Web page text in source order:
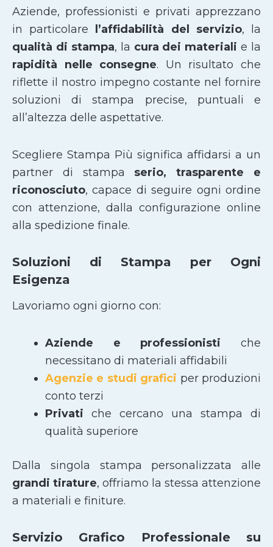
Aziende, professionisti e privati apprezzano
in particolare
l’affidabilità del servizio, la
qualità di stampa, la cura dei materiali e la
rapidità nelle consegne. Un risultato che
riflette il nostro impegno costante nel fornire
soluzioni di stampa precise, puntuali e
all’altezza delle aspettative.
Scegliere Stampa Più significa affidarsi a un
partner di stampa serio, trasparente e
riconosciuto, capace di seguire ogni ordine
con attenzione, dalla configurazione online
alla spedizione finale.
Soluzioni di Stampa per Ogni
Esigenza
Lavoriamo ogni giorno con:
Aziende e professionisti che
necessitano di materiali affidabili
Agenzie e studi grafici per produzioni
conto terzi
Privati che cercano una stampa di
qualità superiore
Dalla singola stampa personalizzata alle
grandi tirature, offriamo la stessa attenzione
a materiali e finiture.
Servizio Grafico Professionale su